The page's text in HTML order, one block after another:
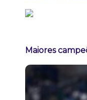
Maiores